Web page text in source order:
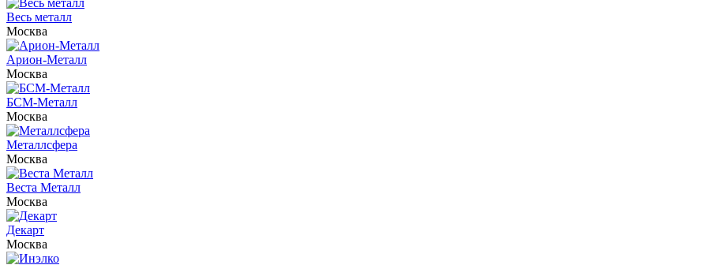
Весь металл
Москва
Арион-Металл
Москва
БСМ-Металл
Москва
Металлсфера
Москва
Веста Металл
Москва
Декарт
Москва